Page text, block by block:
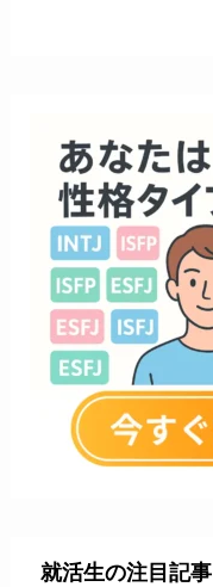
就活生の注目記事